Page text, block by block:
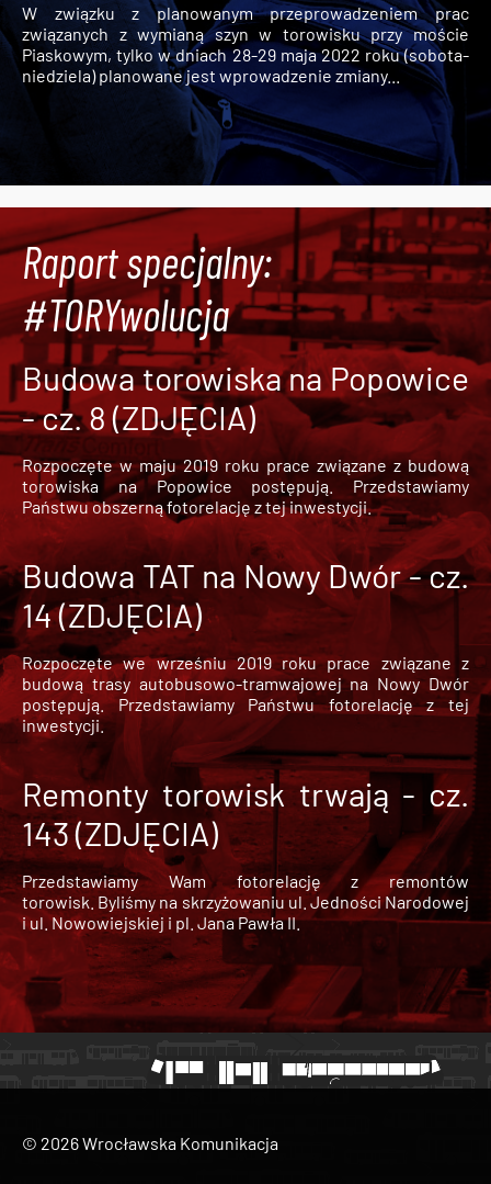
W związku z planowanym przeprowadzeniem prac
związanych z wymianą szyn w torowisku przy moście
Piaskowym, tylko w dniach 28-29 maja 2022 roku (sobota-
niedziela) planowane jest wprowadzenie zmiany...
Raport specjalny:
#TORYwolucja
Budowa torowiska na Popowice
- cz. 8 (ZDJĘCIA)
Rozpoczęte w maju 2019 roku prace związane z budową
torowiska na Popowice
postępują. Przedstawiamy
Państwu obszerną fotorelację z tej inwestycji.
Budowa TAT na Nowy Dwór - cz.
14 (ZDJĘCIA)
Rozpoczęte we wrześniu 2019 roku prace związane z
budową trasy autobusowo-tramwajowej na Nowy Dwór
postępują. Przedstawiamy Państwu fotorelację z tej
inwestycji.
Remonty torowisk trwają - cz.
143 (ZDJĘCIA)
Przedstawiamy Wam fotorelację z remontów
torowisk. Byliśmy na skrzyżowaniu ul. Jedności Narodowej
i ul. Nowowiejskiej i pl. Jana Pawła II.
© 2026 Wrocławska Komunikacja